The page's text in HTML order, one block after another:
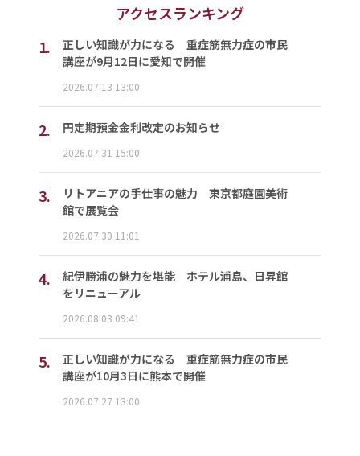
アクセスランキング
1.
正しい知識が力になる 重症筋無力症の市民
講座が9月12日に愛知で開催
2026.07.13 13:00
2. 円定期預金金利改定のお知らせ
2026.07.31 15:00
3.
リトアニアの手仕事の魅力 東京都庭園美術
館で展覧会
2026.07.30 11:01
4.
紀伊勝浦の魅力を堪能 ホテル浦島、日昇館
をリニューアル
2026.08.03 09:41
5.
正しい知識が力になる 重症筋無力症の市民
講座が10月3日に熊本で開催
2026.07.27 13:00